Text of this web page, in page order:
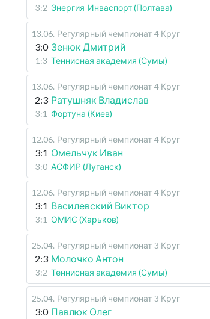
3:2 Энергия-Инваспорт (Полтава)
13.06. Регулярный чемпионат 4 Круг
3:0 Зенюк Дмитрий
1:3 Теннисная академия (Сумы)
13.06. Регулярный чемпионат 4 Круг
2:3 Ратушняк Владислав
3:1 Фортуна (Киев)
12.06. Регулярный чемпионат 4 Круг
3:1 Омельчук Иван
3:0 АСФИР (Луганск)
12.06. Регулярный чемпионат 4 Круг
3:1 Василевский Виктор
3:1 ОМИС (Харьков)
25.04. Регулярный чемпионат 3 Круг
2:3 Молочко Антон
3:2 Теннисная академия (Сумы)
25.04. Регулярный чемпионат 3 Круг
3:0 Павлюк Олег